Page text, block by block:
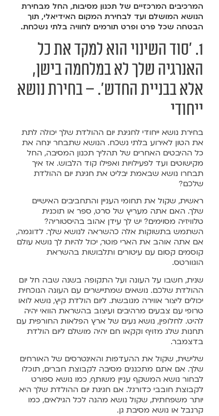
המרכיבים המרכזיים של תכנון מסיבות, החל מבחירת
הנושא המושלם ועד לבחירת המקום האידיאלי, תוך
הבטחה שכל פרט ופרט תורמים לחוויה בלתי נשכחת.
1. 'סוד השינוי הוא למקד את כל
האנרגיה שלך לא במלחמה בישן,
אלא בבניית החדש'. – בחירת נושא
ייחודי
בחירת נושא ייחודי לחגיגת יום ההולדת שלך יכולה לתת
את הטון לאירוע בלתי נשכח. הנושא שתבחר ינחה את
כל ההיבטים האחרים של תהליך תכנון המסיבה, החל
מקישוטים ועד לפעילויות ואפילו קוד הלבוש. אז איך
תבחרו נושא שבאמת יבליט את חגיגת יום ההולדת
שלכם?
ראשית, שקול את תחומי העניין והתחביבים האישיים
שלך. האם אתה מעריץ של סרט, ספר או תוכנית
טלוויזיה מסוימים? יש לך עידן אהוב בהיסטוריה?
השתמש בתשוקות אלה כהשראה לנושא שלך. לדוגמה,
אם אתה אוהב את הארי פוטר, יכול להיות לך נושא עולם
קוסמים קסום עם עיטורים ותלבושות בהשראת
הוגוורטס.
שנית, חשבו על העונה ועל התקופה בשנה שבה חל יום
ההולדת שלכם. נושאים שמתיישרים עם העונה הנוכחית
יכולים ליצור אווירה מגובשת. ליום הולדת קיץ, נושא לואו
טרופי עם צבעים מרהיבים ועיצוב בהשראת הוואי יהיה
להיט. לחלופין, נושא נעים של ארץ הפלאות החורפית עם
תחנות שלג מזויף וקקאו חם יהיה מושלם ליום הולדת
בדצמבר.
שלישית, שקול את ההעדפות והאינטרסים של האורחים
שלך. אם אתם מתכננים מסיבה לקבוצת חברים, תוכלו
לבחור נושא המשקף עניין משותף, כמו נושא ספורט
לקבוצת חובבי כדורגל. אם חגיגת יום ההולדת שלך היא
יותר משפחתית, שקול נושא מהנה לכל הגילאים, כמו
קרנבל או נושא מסיבת גן.